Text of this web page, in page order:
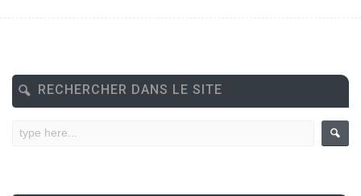
RECHERCHER DANS LE SITE